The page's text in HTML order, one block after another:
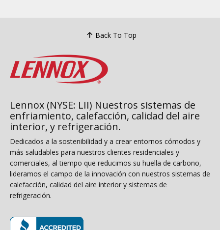
Back To Top
Lennox (NYSE: LII) Nuestros sistemas de
enfriamiento, calefacción, calidad del aire
interior, y refrigeración.
Dedicados a la sostenibilidad y a crear entornos cómodos y
más saludables para nuestros clientes residenciales y
comerciales, al tiempo que reducimos su huella de carbono,
lideramos el campo de la innovación con nuestros sistemas de
calefacción, calidad del aire interior y sistemas de
refrigeración.